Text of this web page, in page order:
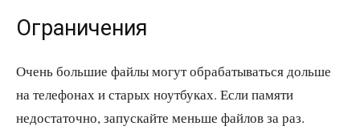
Ограничения
Очень большие файлы могут обрабатываться дольше
на телефонах и старых ноутбуках. Если памяти
недостаточно, запускайте меньше файлов за раз.